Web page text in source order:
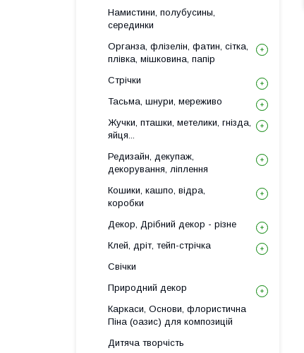
Намистини, полубусины,
серединки
Органза, флізелін, фатин, сітка,
плівка, мішковина, папір
Стрічки
Тасьма, шнури, мереживо
Жучки, пташки, метелики, гнізда,
яйця...
Редизайн, декупаж,
декорування, ліплення
Кошики, кашпо, відра,
коробки
Декор, Дрібний декор - різне
Клей, дріт, тейп-стрічка
Свічки
Природний декор
Каркаси, Основи, флористична
Піна (оазис) для композицій
Дитяча творчість